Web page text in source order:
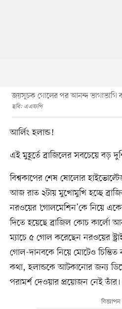
জয়সূচক গোলের পর আনন্দ ভাগাভাগি
ছবি: এএফপি
আর্লিং হলান্ড!
এই মুহূর্তে ব্রাজিলের সবচেয়ে বড়
বিশ্বকাপের শেষ ষোলোর
আজ রাত ২টায় মুখোমুখি হচ্ছে
নরওয়ের ‘গোলমেশিন’কে নিয়ে
দিতে হয়েছে ব্রাজিল কোচ কার্লো
ম্যাচে ৫ গোল করেছেন নরওয়ের
গোল-দানবকে নিয়ে মোটেও
কথা, হলান্ডকে আটকানোর জন্য
পরামর্শ দেওয়ার প্রয়োজন নেই তাঁর।